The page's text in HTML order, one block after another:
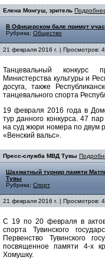
Елена Монгуш, зритель
В Офицерском бале примут
Рубрика: Общество
21 февраля 2016 г. | Просмотров:
Танцевальный конкурс
Министерства культуры и
досуга, также
танцевального спорта
19 февраля 2016 года в
тур данного конкурса. 47
на суд жюри номера по двум
«Венский вальс».
Пресс-служба МВД Тувы
Шахматный турнир памяти
Тувы
Рубрика: Спорт
21 февраля 2016 г. | Просмотров:
С 19 по 20 февраля в
спорта Тувинского
Первенство Тувинского
посвященное памяти 4-х
Хомушку.